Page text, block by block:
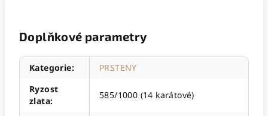
Doplňkové parametry
Kategorie:
PRSTENY
Ryzost
zlata:
585/1000 (14 karátové)